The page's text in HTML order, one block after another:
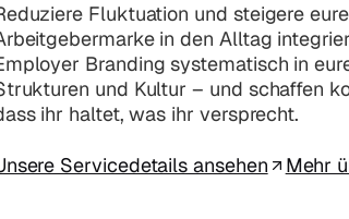
Fluktuation und steigere
in den Alltag
Branding systematisch in
und Kultur – und schaffen
ihr haltet, was ihr versprecht.
Servicedetails ansehen Mehr